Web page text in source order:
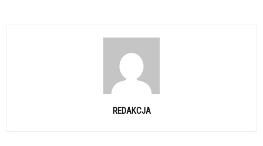
REDAKCJA